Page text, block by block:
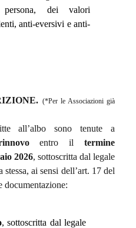
dei valori
anti-eversivi e anti-
(*Per le Associazioni già
all’albo sono tenute a
entro il termine
2026, sottoscritta dal legale
ai sensi dell’art. 17 del
documentazione:
, sottoscritta dal legale